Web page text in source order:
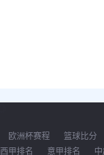
欧洲杯赛程 篮球比分
西甲排名 意甲排名